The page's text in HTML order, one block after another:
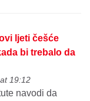
ljeti češće
bi trebalo da
19:12
navodi da